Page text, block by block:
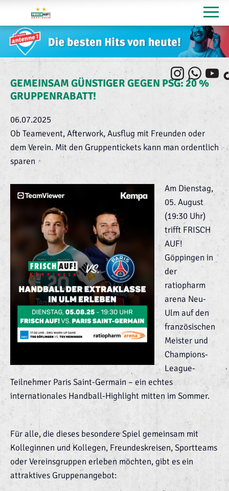
GEMEINSAM GÜNSTIGER GEGEN PSG: 20 %
GRUPPENRABATT!
06.07.2025
Ob Teamevent, Afterwork, Ausflug mit Freunden oder
dem Verein. Mit den Gruppentickets kann man ordentlich
sparen
Am Dienstag,
05. August
(19:30 Uhr)
trifft FRISCH
AUF!
Göppingen in
der
ratiopharm
arena Neu-
Ulm auf den
französischen
Meister und
Champions-
League-
Teilnehmer Paris Saint-Germain – ein echtes
internationales Handball-Highlight mitten im Sommer.
Für alle, die dieses besondere Spiel gemeinsam mit
Kolleginnen und Kollegen, Freundeskreisen, Sportteams
oder Vereinsgruppen erleben möchten, gibt es ein
attraktives Gruppenangebot: